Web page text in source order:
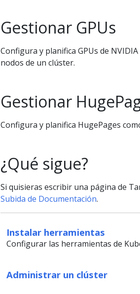
Gestionar GPUs
Configura y planifica GPUs de
nodos de un clúster.
Gestionar
Configura y planifica HugePages
¿Qué sigue?
Si quisieras escribir una página de
Subida de Documentación.
Instalar herramientas
Configurar las herramientas de
Administrar un clúster